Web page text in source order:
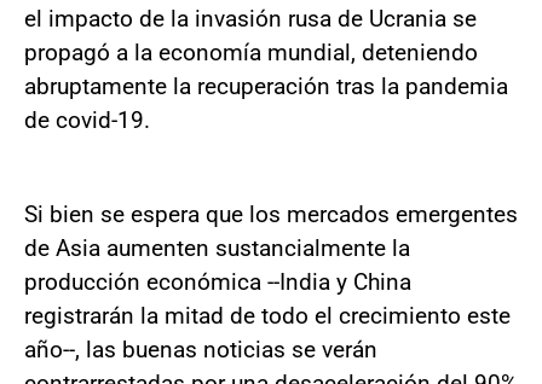
el impacto de la invasión rusa de Ucrania se
propagó a la economía mundial, deteniendo
abruptamente la recuperación tras la pandemia
de covid-19.
Si bien se espera que los mercados emergentes
de Asia aumenten sustancialmente la
producción económica --India y China
registrarán la mitad de todo el crecimiento este
año--, las buenas noticias se verán